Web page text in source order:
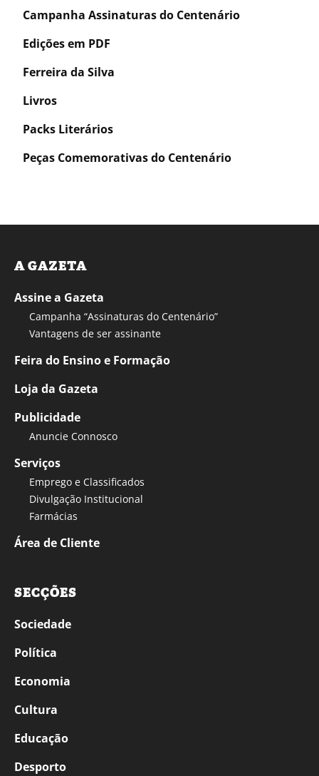
Campanha Assinaturas do Centenário
Edições em PDF
Ferreira da Silva
Livros
Packs Literários
Peças Comemorativas do Centenário
A GAZETA
Assine a Gazeta
Campanha “Assinaturas do Centenário”
Vantagens de ser assinante
Feira do Ensino e Formação
Loja da Gazeta
Publicidade
Anuncie Connosco
Serviços
Emprego e Classificados
Divulgação Institucional
Farmácias
Área de Cliente
SECÇÕES
Sociedade
Política
Economia
Cultura
Educação
Desporto